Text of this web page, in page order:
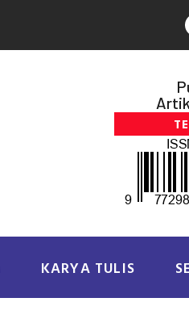
KARYA TULIS